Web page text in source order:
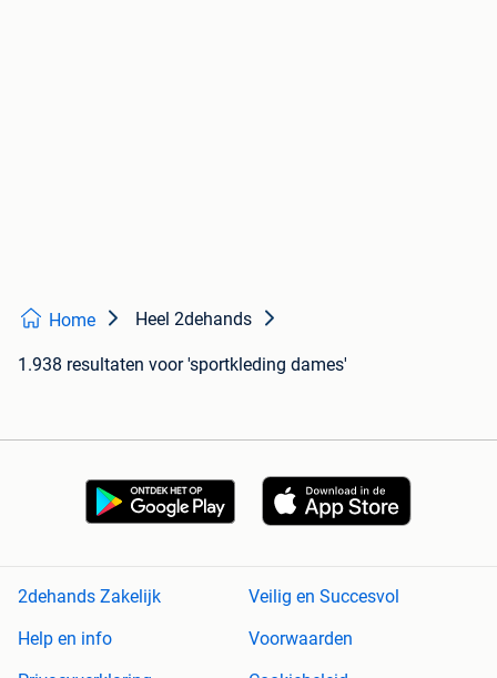
Home Heel 2dehands
1.938 resultaten voor 'sportkleding dames'
2dehands Zakelijk
Veilig en Succesvol
Help en info
Voorwaarden